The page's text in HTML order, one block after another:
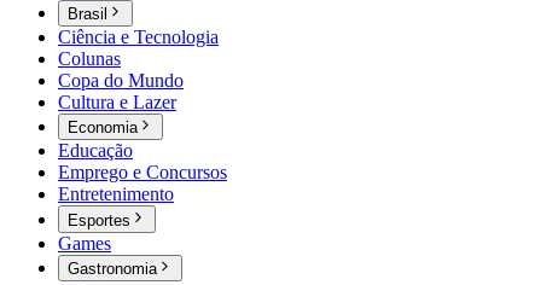
Brasil
Ciência e Tecnologia
Colunas
Copa do Mundo
Cultura e Lazer
Economia
Educação
Emprego e Concursos
Entretenimento
Esportes
Games
Gastronomia